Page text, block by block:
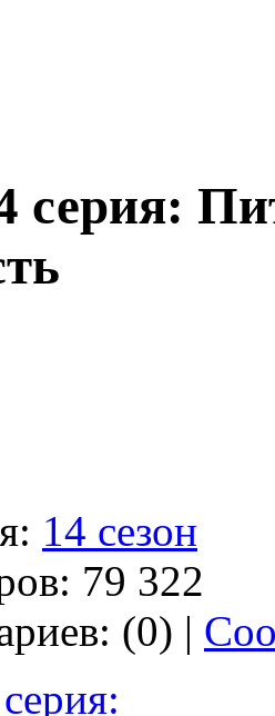
серия:
14 сезон
79 322
(0) |